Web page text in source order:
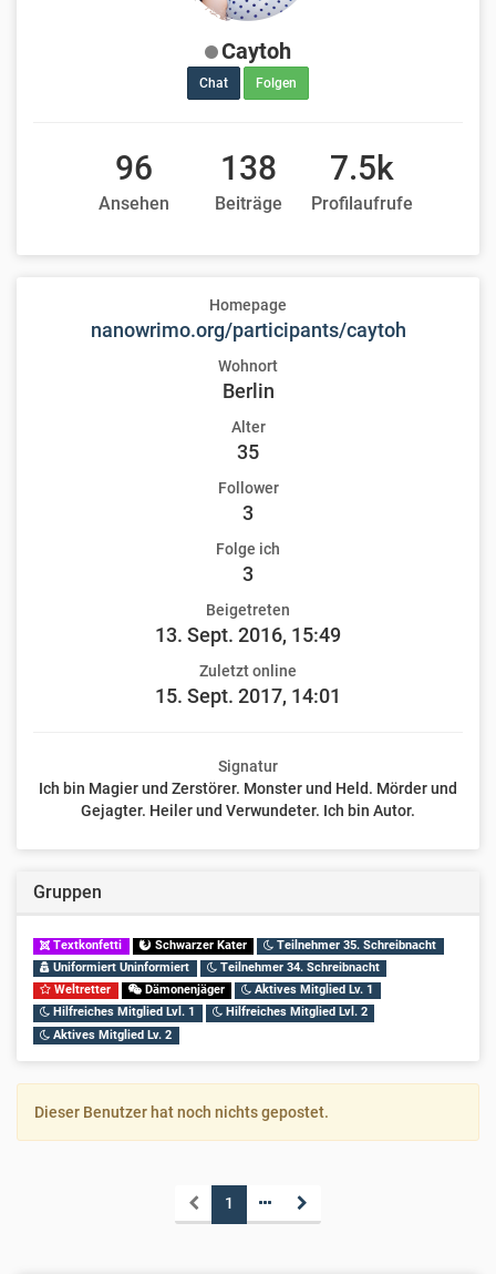
Caytoh
Chat Folgen
96
Ansehen
138
Beiträge
7.5k
Profilaufrufe
Homepage
nanowrimo.org/participants/caytoh
Wohnort
Berlin
Alter
35
Follower
3
Folge ich
3
Beigetreten
13. Sept. 2016, 15:49
Zuletzt online
15. Sept. 2017, 14:01
Signatur
Ich bin Magier und Zerstörer. Monster und Held. Mörder und
Gejagter. Heiler und Verwundeter. Ich bin Autor.
Gruppen
Textkonfetti Schwarzer Kater
Teilnehmer 35. Schreibnacht
Uniformiert Uninformiert
Teilnehmer 34. Schreibnacht
Weltretter
Dämonenjäger
Aktives Mitglied Lv. 1
Hilfreiches Mitglied Lvl. 1
Hilfreiches Mitglied Lvl. 2
Aktives Mitglied Lv. 2
Dieser Benutzer hat noch nichts gepostet.
1